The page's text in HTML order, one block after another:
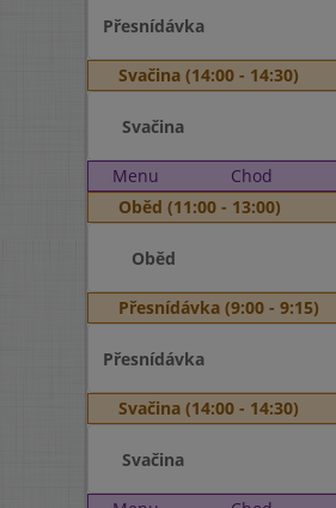
Přesnídávka
Svačina (14:00 - 14:30)
Svačina
Menu Chod
Oběd (11:00 - 13:00)
Oběd
Přesnídávka (9:00 - 9:15)
Přesnídávka
Svačina (14:00 - 14:30)
Svačina